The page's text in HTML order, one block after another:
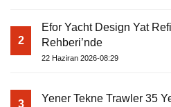
2
Efor Yacht Design Yat
Rehberi’nde
22 Haziran 2026-08:29
3 Yener Tekne Trawler 35